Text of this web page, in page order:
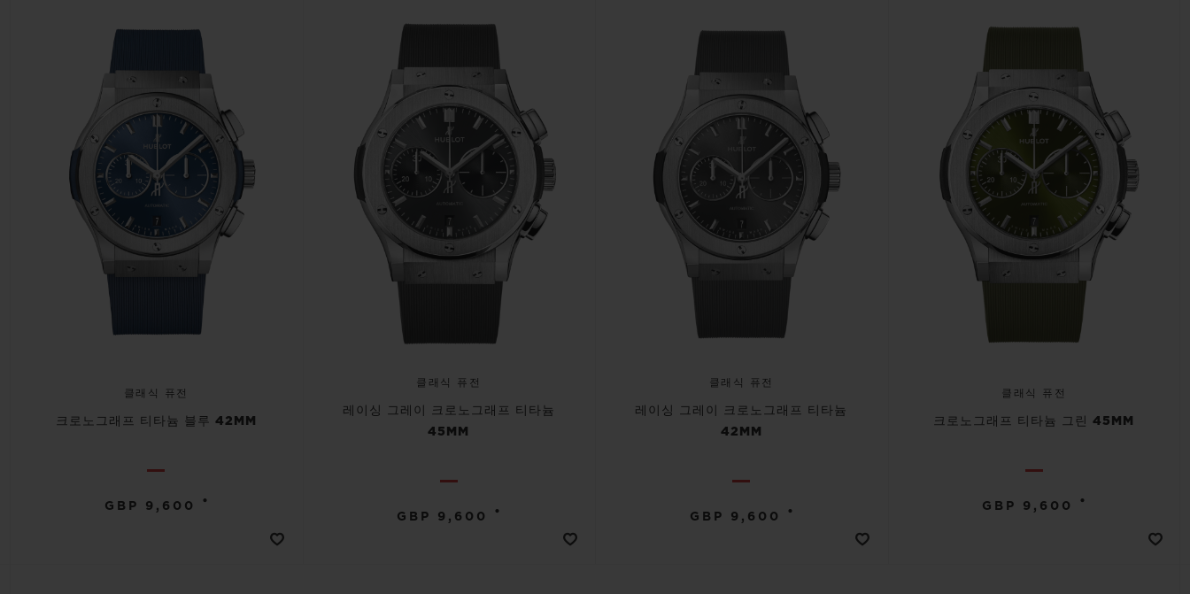
클래식 퓨전
크로노그래프 티타늄 블루 42MM
GBP 9,600 •
클래식 퓨전
레이싱 그레이 크로노그래프 티타늄
45MM
GBP 9,600 •
클래식 퓨전
레이싱 그레이 크로노그래프 티타늄
42MM
GBP 9,600 •
클래식 퓨전
크로노그래프 티타늄 그린 45MM
GBP 9,600 •